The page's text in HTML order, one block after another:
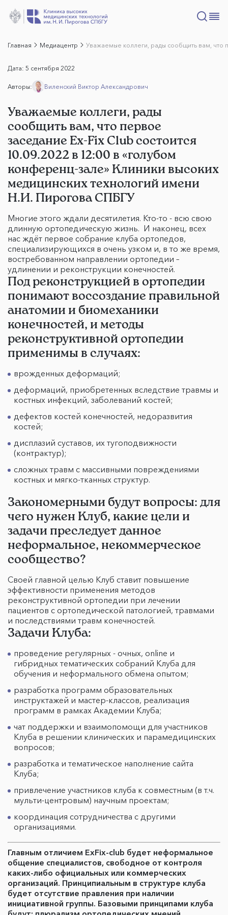
Главная Медиацентр Уважаемые коллеги, рады сообщить вам, что
Дата: 5 сентября 2022
Авторы: Виленский Виктор Александрович
Уважаемые коллеги, рады
сообщить вам, что первое
заседание Ex-Fix Club состоится
10.09.2022 в 12:00 в «голубом
конференц-зале» Клиники высоких
медицинских технологий имени
Н.И. Пирогова СПБГУ
Многие этого ждали десятилетия. Кто-то - всю свою
длинную ортопедическую жизнь. И наконец, всех
нас ждёт первое собрание клуба ортопедов,
специализирующихся в очень узком и, в то же время,
востребованном направлении ортопедии –
удлинении и реконструкции конечностей.
Под реконструкцией в ортопедии
понимают воссоздание правильной
анатомии и биомеханики
конечностей, и методы
реконструктивной ортопедии
применимы в случаях:
врожденных деформаций;
деформаций, приобретенных вследствие травмы и
костных инфекций, заболеваний костей;
дефектов костей конечностей, недоразвития
костей;
дисплазий суставов, их тугоподвижности
(контрактур);
сложных травм с массивными повреждениями
костных и мягко-тканных структур.
Закономерными будут вопросы: для
чего нужен Клуб, какие цели и
задачи преследует данное
неформальное, некоммерческое
сообщество?
Своей главной целью Клуб ставит повышение
эффективности применения методов
реконструктивной ортопедии при лечении
пациентов с ортопедической патологией, травмами
и последствиями травм конечностей.
Задачи Клуба:
проведение регулярных - очных, online и
гибридных тематических собраний Клуба для
обучения и неформального обмена опытом;
разработка программ образовательных
инструктажей и мастер-классов, реализация
программ в рамках Академии Клуба;
чат поддержки и взаимопомощи для участников
Клуба в решении клинических и парамедицинских
вопросов;
разработка и тематическое наполнение сайта
Клуба;
привлечение участников клуба к совместным (в т.ч.
мульти-центровым) научным проектам;
координация сотрудничества с другими
организациями.
Главным отличием ExFix-club будет неформальное
общение специалистов, свободное от контроля
каких-либо официальных или коммерческих
организаций. Принципиальным в структуре клуба
будет отсутствие правления при наличии
инициативной группы. Базовыми принципами клуба